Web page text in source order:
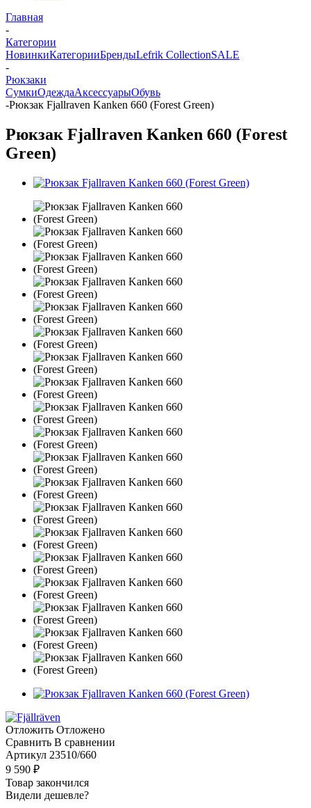
Главная
-
Категории
НовинкиКатегорииБрендыLefrik CollectionSALE
-
Рюкзаки
СумкиОдеждаАксессуарыОбувь
-Рюкзак Fjallraven Kanken 660 (Forest Green)
Рюкзак Fjallraven Kanken 660 (Forest
Green)
Отложить Отложено
Сравнить В сравнении
Артикул 23510/660
9 590 ₽
Товар закончился
Видели дешевле?